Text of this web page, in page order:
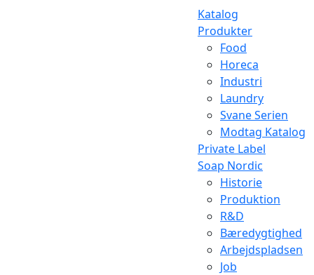
Katalog
Produkter
Food
Horeca
Industri
Laundry
Svane Serien
Modtag Katalog
Private Label
Soap Nordic
Historie
Produktion
R&D
Bæredygtighed
Arbejdspladsen
Job